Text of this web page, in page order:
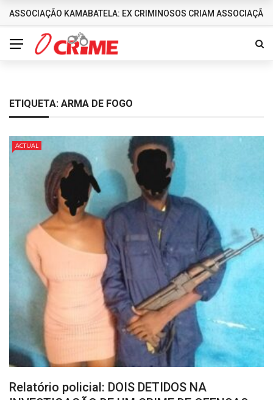
DESTAQUES
ASSOCIAÇÃO KAMABATELA: EX CRIMINOSOS CRIAM
ETIQUETA: ARMA DE FOGO
ACTUAL
Relatório policial: DOIS DETIDOS NA